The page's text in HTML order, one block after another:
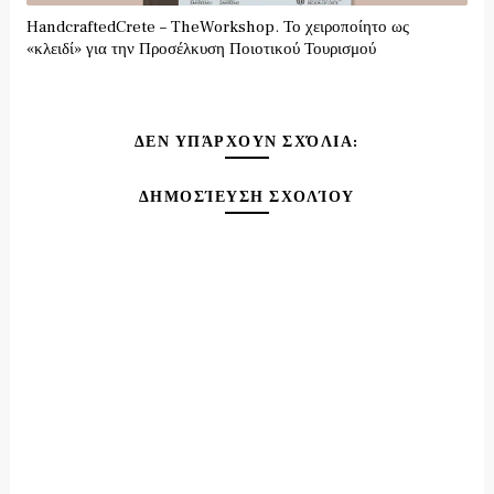
HandcraftedCrete – TheWorkshop. Το χειροποίητο ως
«κλειδί» για την Προσέλκυση Ποιοτικού Τουρισμού
ΔΕΝ ΥΠΆΡΧΟΥΝ ΣΧΌΛΙΑ:
ΔΗΜΟΣΊΕΥΣΗ ΣΧΟΛΊΟΥ